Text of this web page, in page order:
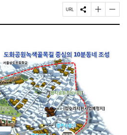
요
페
이
L
복
사
S
N
하
글
자
게
글
자